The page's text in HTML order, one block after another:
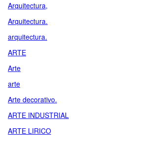
Arquitectura,
Arquitectura.
arquitectura.
ARTE
Arte
arte
Arte decorativo.
ARTE INDUSTRIAL
ARTE LIRICO